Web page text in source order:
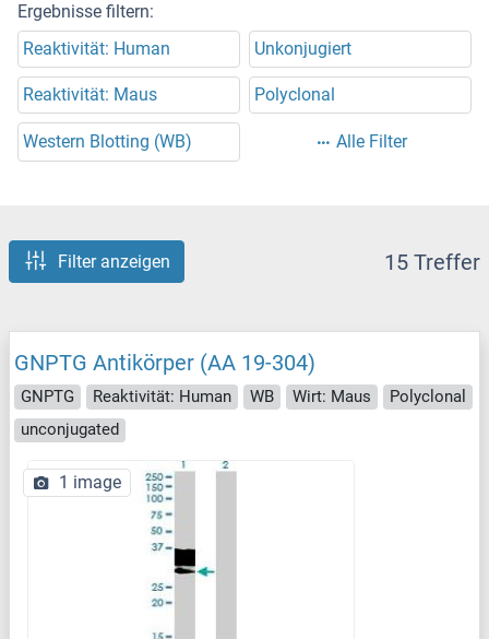
Ergebnisse filtern:
Reaktivität: Human
Unkonjugiert
Reaktivität: Maus Polyclonal
Western Blotting (WB) Alle Filter
Filter anzeigen 15 Treffer
GNPTG Antikörper (AA 19-304)
GNPTG Reaktivität: Human WB Wirt: Maus
Polyclonal
unconjugated
1 image